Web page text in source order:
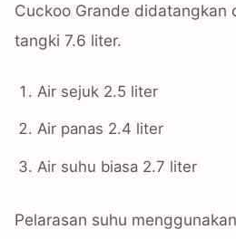
Cuckoo Grande didatangkan
tangki 7.6 liter.
Air sejuk 2.5 liter
Air panas 2.4 liter
Air suhu biasa 2.7 liter
Pelarasan suhu